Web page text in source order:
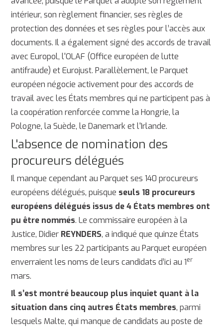
intérieur, son règlement financier, ses règles de
protection des données et ses règles pour l’accès aux
documents. Il a également signé des accords de travail
avec Europol, l'OLAF (Office européen de lutte
antifraude) et Eurojust. Parallèlement, le Parquet
européen négocie activement pour des accords de
travail avec les États membres qui ne participent pas à
la coopération renforcée comme la Hongrie, la
Pologne, la Suède, le Danemark et l'Irlande.
L'absence de nomination des
procureurs délégués
Il manque cependant au Parquet ses 140 procureurs
européens délégués, puisque seuls 18 procureurs
européens délégués issus de 4 États membres ont
pu être nommés. Le commissaire européen à la
Justice, Didier REYNDERS, a indiqué que quinze États
membres sur les 22 participants au Parquet européen
enverraient les noms de leurs candidats d’ici au 1er
mars.
Il s’est montré beaucoup plus inquiet quant à la
situation dans cinq autres États membres, parmi
lesquels Malte, qui manque de candidats au poste de